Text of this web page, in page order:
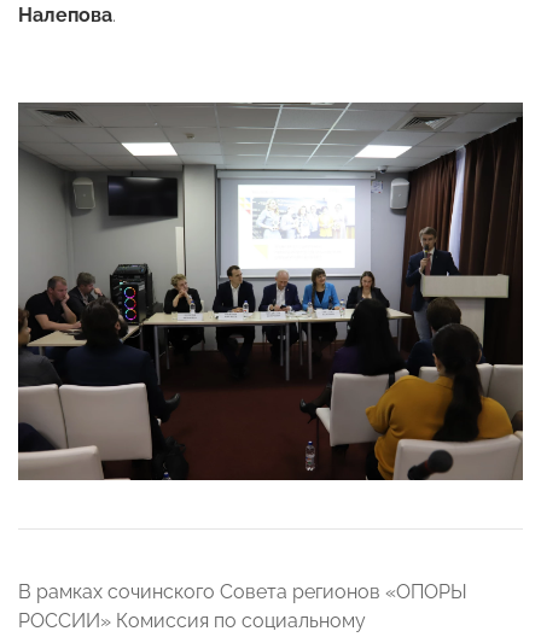
Налепова.
В рамках сочинского Совета регионов «ОПОРЫ
РОССИИ» Комиссия по социальному